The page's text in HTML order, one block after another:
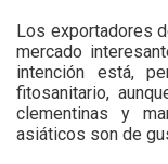
Los exportadores
mercado
intención está,
fitosanitario,
clementinas y
asiáticos son de